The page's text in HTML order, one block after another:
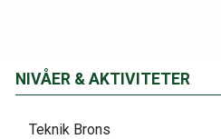
NIVÅER & AKTIVITETER
Teknik Brons